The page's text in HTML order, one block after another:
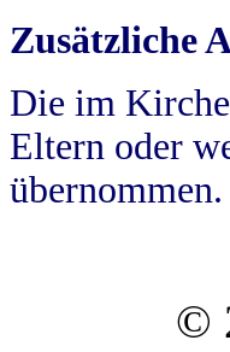
Zusätzliche
Die im
Eltern oder
übernommen.
©